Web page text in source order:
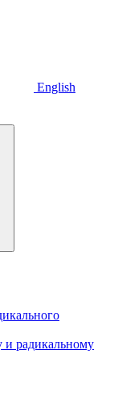
English
и радикальному